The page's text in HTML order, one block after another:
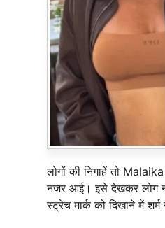
लोगों की निगाहें तो
नजर आई। इसे देखकर लोग
स्ट्रेच मार्क को दिखाने में